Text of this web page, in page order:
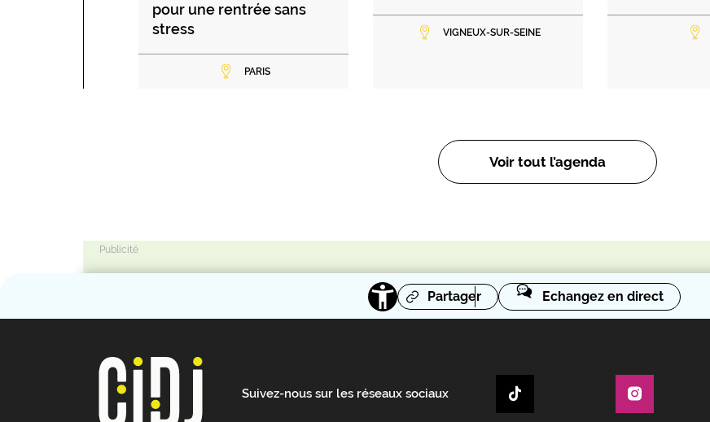
pour une rentrée sans
stress
PARIS
VIGNEUX-SUR-SEINE
Voir tout l’agenda
Partager Echangez en direct
Suivez-nous sur les réseaux sociaux